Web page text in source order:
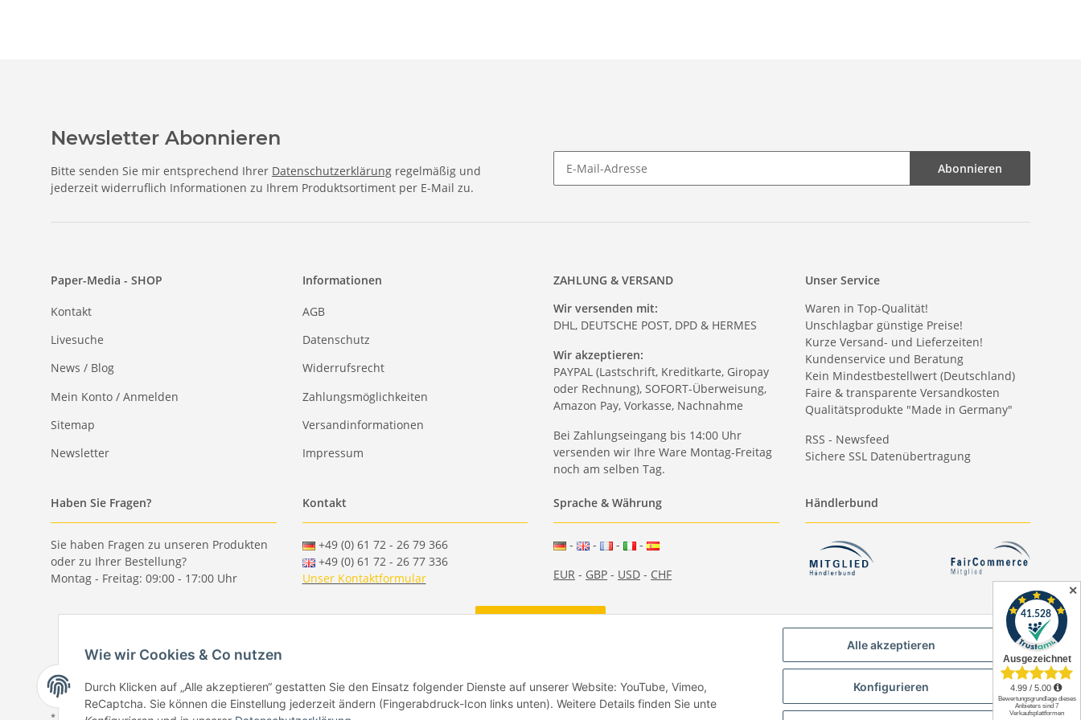
Newsletter Abonnieren
Bitte senden Sie mir entsprechend Ihrer Datenschutzerklärung regelmäßig und
jederzeit widerruflich Informationen zu Ihrem Produktsortiment per E-Mail zu.
Abonnieren
Paper-Media - SHOP
Kontakt
Livesuche
News / Blog
Mein Konto / Anmelden
Sitemap
Newsletter
Informationen
AGB
Datenschutz
Widerrufsrecht
Zahlungsmöglichkeiten
Versandinformationen
Impressum
ZAHLUNG & VERSAND
Wir versenden mit:
DHL, DEUTSCHE POST, DPD & HERMES
Wir akzeptieren:
PAYPAL (Lastschrift, Kreditkarte, Giropay
oder Rechnung), SOFORT-Überweisung,
Amazon Pay, Vorkasse, Nachnahme
Bei Zahlungseingang bis 14:00 Uhr
versenden wir Ihre Ware Montag-Freitag
noch am selben Tag.
Unser Service
Waren in Top-Qualität!
Unschlagbar günstige Preise!
Kurze Versand- und Lieferzeiten!
Kundenservice und Beratung
Kein Mindestbestellwert (Deutschland)
Faire & transparente Versandkosten
Qualitätsprodukte "Made in Germany"
RSS - Newsfeed
Sichere SSL Datenübertragung
Haben Sie Fragen?
Sie haben Fragen zu unseren Produkten
oder zu Ihrer Bestellung?
Montag - Freitag: 09:00 - 17:00 Uhr
Kontakt
+49 (0) 61 72 - 26 79 366
+49 (0) 61 72 - 26 77 336
Unser Kontaktformular
Sprache & Währung
- - -
-
EUR - GBP - USD - CHF
Händlerbund
* Alle Preise inkl. gesetzlicher USt., zzgl.Versand
✕
Wie wir Cookies & Co nutzen
Durch Klicken auf „Alle akzeptieren“ gestatten Sie den Einsatz folgender Dienste auf unserer Website: YouTube, Vimeo,
ReCaptcha. Sie können die Einstellung jederzeit ändern (Fingerabdruck-Icon links unten). Weitere Details finden Sie unte
Alle akzeptieren
Konfigurieren